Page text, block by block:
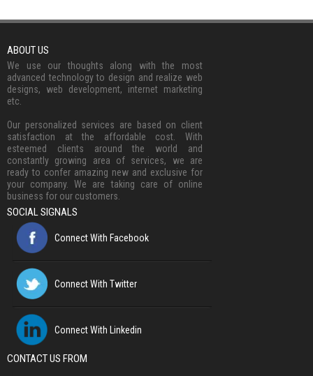
ABOUT US
We use our thoughts along with the most
advanced technology to design and realize web
designs, web development, internet marketing
etc.
Our personalized services are based on client
satisfaction at the affordable cost. With
esteemed clients around the world and
constantly growing area of services, we are
ready to confer amazing new and exclusive for
your company. We are taking care of online
business for our customers.
SOCIAL SIGNALS
Connect With Facebook
Connect With Twitter
Connect With Linkedin
CONTACT US FROM